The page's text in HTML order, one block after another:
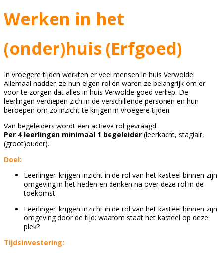
Werken in het
(onder)huis (Erfgoed)
In vroegere tijden werkten er veel mensen in huis Verwolde.
Allemaal hadden ze hun eigen rol en waren ze belangrijk om er
voor te zorgen dat alles in huis Verwolde goed verliep. De
leerlingen verdiepen zich in de verschillende personen en hun
beroepen om zo inzicht te krijgen in vroegere tijden.
Van begeleiders wordt een actieve rol gevraagd.
Per 4 leerlingen minimaal 1 begeleider (leerkacht, stagiair,
(groot)ouder).
Doel:
Leerlingen krijgen inzicht in de rol van het kasteel binnen zijn
omgeving in het heden en denken na over deze rol in de
toekomst.
Leerlingen krijgen inzicht in de rol van het kasteel binnen zijn
omgeving door de tijd: waarom staat het kasteel op deze
plek?
Tijdsinvestering: